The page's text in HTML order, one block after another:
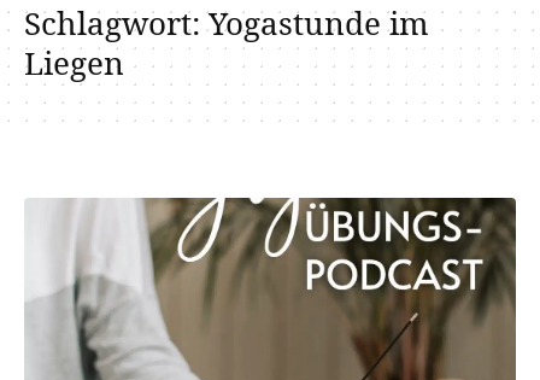
Schlagwort:Yogastunde im
Liegen